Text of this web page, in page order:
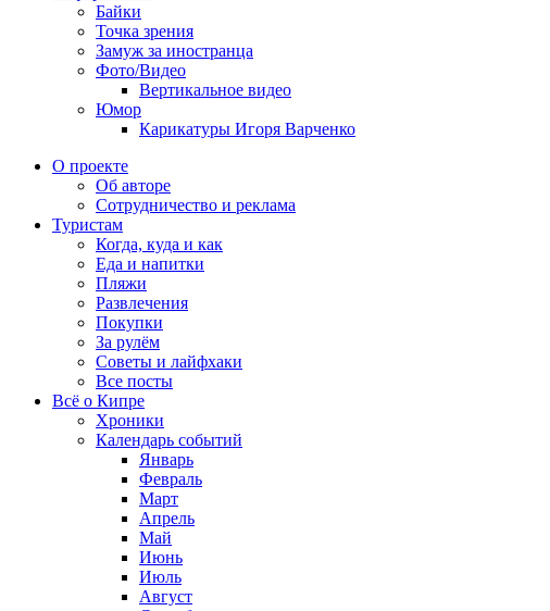
Байки
Точка зрения
Замуж за иностранца
Фото/Видео
Вертикальное видео
Юмор
Карикатуры Игоря Варченко
О проекте
Об авторе
Сотрудничество и реклама
Туристам
Когда, куда и как
Еда и напитки
Пляжи
Развлечения
Покупки
За рулём
Советы и лайфхаки
Все посты
Всё о Кипре
Хроники
Календарь событий
Январь
Февраль
Март
Апрель
Май
Июнь
Июль
Август